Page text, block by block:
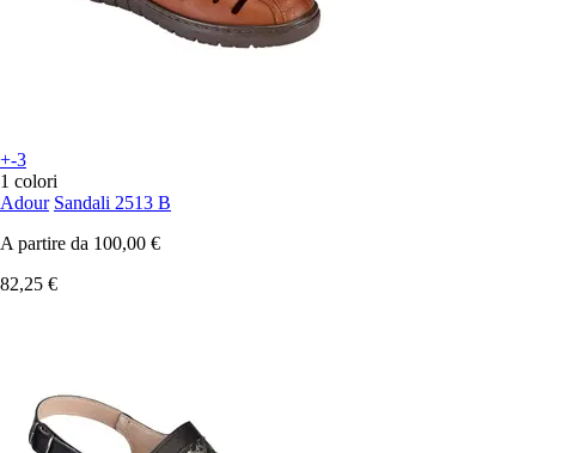
+-3
1 colori
Adour Sandali 2513 B
A partire da 100,00 €
82,25 €